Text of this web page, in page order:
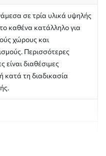
σε τρία υλικά υψηλής
καθένα κατάλληλο για
χώρους και
Περισσότερες
είναι διαθέσιμες
τη διαδικασία